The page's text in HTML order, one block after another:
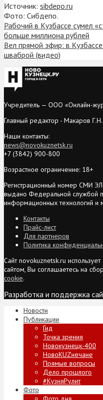
Источник: sibdepo.ru
Фото: Сибдепо.
Рабочий в Кузбассе сумел
больше миллиона рублей
Вел прямой эфир: в
шваброй (видео)
Учредитель — ООО «Онлайн-
Главный редактор - Макаров Г.Н.
Наши контакты:
news@novokuznetsk.ru
+7 (3842) 900-800
Возрастное ограничение: 18+
Регистрационный номер СМИ
выдано Федеральной службой
информационных технологий и
Контакты
Прайс-лист
Для партнеров
Политика
Сайт novokuznetsk.ru
сайтом, Вы соглашаетесь на
cookie.
Разработка и поддержка
Новости
Публикации
Гид
Точка зрения
Новокузнецк-400
НовоKUZнечане
Прямые вопросы
Дело прошлого
#КузняРулит
Фото